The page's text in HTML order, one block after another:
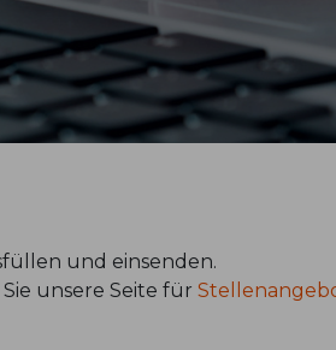
und einsenden.
unsere Seite für